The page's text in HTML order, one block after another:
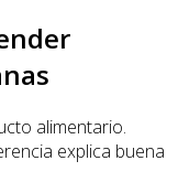
alimentario.
explica buena